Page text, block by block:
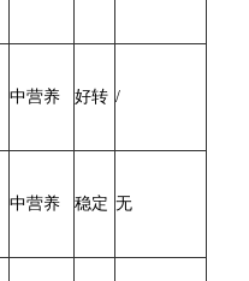
中营养 好转 /
中营养 稳定 无